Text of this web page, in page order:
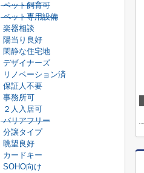
ペット飼育可
ペット専用設備
楽器相談
陽当り良好
閑静な住宅地
デザイナーズ
リノベーション済
保証人不要
事務所可
２人入居可
バリアフリー
分譲タイプ
眺望良好
カードキー
SOHO向け